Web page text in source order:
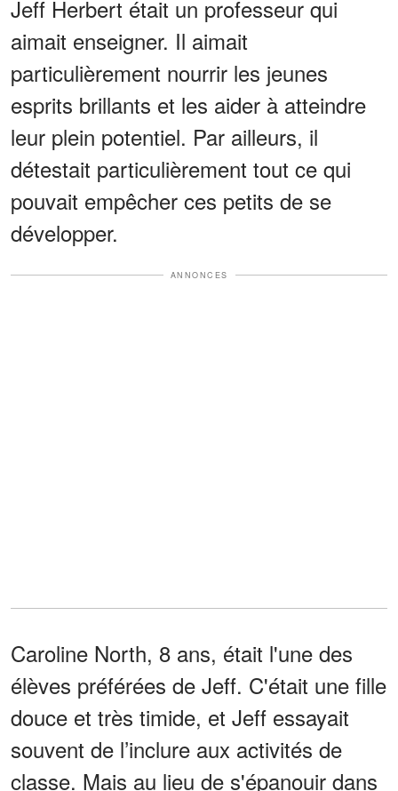
Jeff Herbert était un professeur qui
aimait enseigner. Il aimait
particulièrement nourrir les jeunes
esprits brillants et les aider à atteindre
leur plein potentiel. Par ailleurs, il
détestait particulièrement tout ce qui
pouvait empêcher ces petits de se
développer.
ANNONCES
Caroline North, 8 ans, était l'une des
élèves préférées de Jeff. C'était une fille
douce et très timide, et Jeff essayait
souvent de l’inclure aux activités de
classe. Mais au lieu de s'épanouir dans